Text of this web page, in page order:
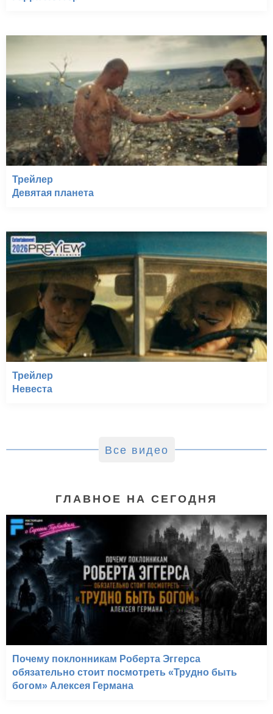
Трейлер
Девятая планета
Трейлер
Невеста
Все видео
ГЛАВНОЕ НА СЕГОДНЯ
Почему поклонникам Роберта Эггерса
обязательно стоит посмотреть «Трудно быть
богом» Алексея Германа